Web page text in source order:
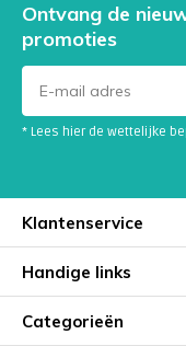
Ontvang de
promoties
* Lees hier de wettelijke
Klantenservice
Handige links
Categorieën